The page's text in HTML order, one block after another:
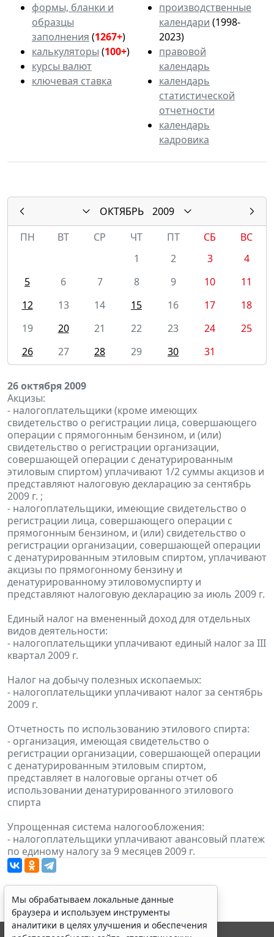
формы, бланки и
образцы
заполнения (1267+)
калькуляторы (100+)
курсы валют
ключевая ставка
производственные
календари (1998-
2023)
правовой
календарь
календарь
статистической
отчетности
календарь
кадровика
ОКТЯБРЬ
2009
ПН
ВТ СР ЧТ ПТ СБ
ВС
1
2 3
4
5
6 7 8 9 10
11
12
13 14 15 16 17
18
19
20 21 22 23 24
25
26
27 28 29 30 31
26 октября 2009
Акцизы:
- налогоплательщики (кроме имеющих
свидетельство о регистрации лица, совершающего
операции с прямогонным бензином, и (или)
свидетельство о регистрации организации,
совершающей операции с денатурированным
этиловым спиртом) уплачивают 1/2 суммы акцизов и
представляют налоговую декларацию за сентябрь
2009 г. ;
- налогоплательщики, имеющие свидетельство о
регистрации лица, совершающего операции с
прямогонным бензином, и (или) свидетельство о
регистрации организации, совершающей операции
с денатурированным этиловым спиртом, уплачивают
акцизы по прямогонному бензину и
денатурированному этиловомуспирту и
представляют налоговую декларацию за июль 2009 г.
Единый налог на вмененный доход для отдельных
видов деятельности:
- налогоплательщики уплачивают единый налог за III
квартал 2009 г.
Налог на добычу полезных ископаемых:
- налогоплательщики уплачивают налог за сентябрь
2009 г.
Отчетность по использованию этилового спирта:
- организация, имеющая свидетельство о
регистрации организации, совершающей операции
с денатурированным этиловым спиртом,
представляет в налоговые органы отчет об
использовании денатурированного этилового
спирта
Упрощенная система налогообложения:
- налогоплательщики уплачивают авансовый платеж
по единому налогу за 9 месяцев 2009 г.
Мы обрабатываем локальные данные
браузера и используем инструменты
аналитики в целях улучшения и обеспечения